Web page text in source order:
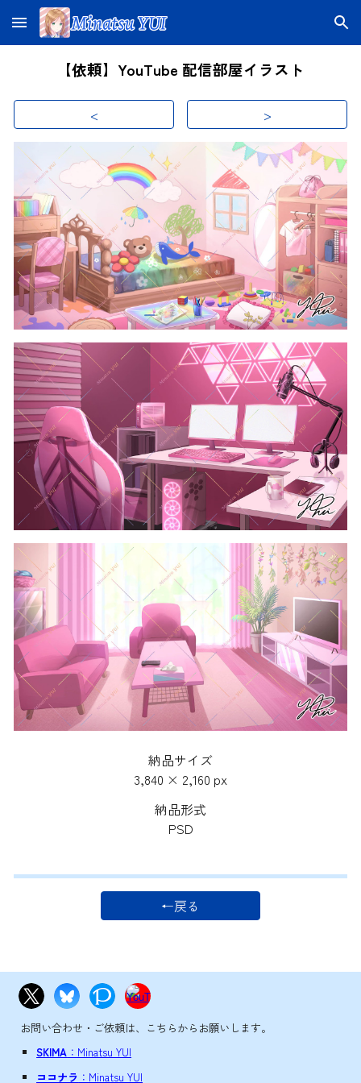
Skip to main content Skip to navigation
【依頼】YouTube 配信部屋イラスト
< >
納品サイズ
3,840 × 2,160 px
納品形式
PSD
←戻る
お問い合わせ・ご依頼は、こちらからお願いします。
SKIMA ：Minatsu YUI
ココナラ ：Minatsu YUI